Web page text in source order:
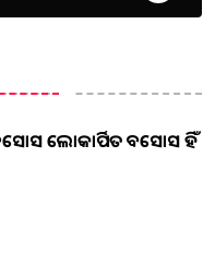
ଲୋକାର୍ପିତ ଅବସୋସ ହିଁ